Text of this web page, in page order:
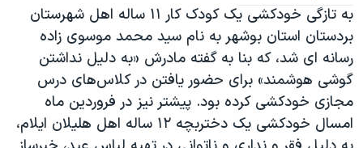
به تازگی خودکشی یک کودک کار ۱۱ ساله اهل شهرستان
بردستان استان بوشهر به نام سید محمد موسوی زاده
رسانه ای شد، که بنا به گفته مادرش «به دلیل نداشتن
گوشی هوشمند» برای حضور یافتن در کلاس‌های درس
مجازی خودکشی کرده بود. پیشتر نیز در فروردین ماه
امسال خودکشی یک دختربچه ۱۲ ساله اهل هلیلان ایلام،